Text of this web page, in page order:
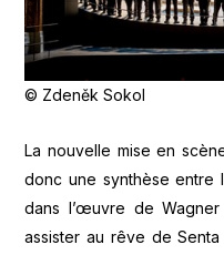
© Zdeněk Sokol
La nouvelle mise en
donc une synthèse entre
dans l’œuvre de
assister au rêve de